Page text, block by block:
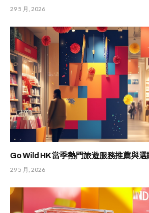
29 5 月, 2026
Go Wild HK 當季熱門旅遊服務推薦與選
29 5 月, 2026